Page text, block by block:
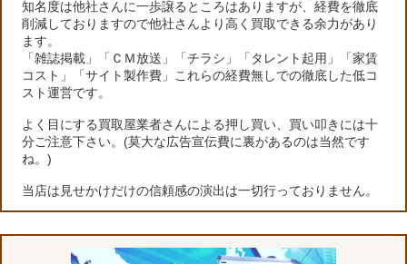
知名度は他社さんに一歩譲るところはありますが、経費を徹底
削減しておりますので他社さんより高く買取できる余力があり
ます。
「雑誌掲載」「ＣＭ放送」「チラシ」「タレント起用」「家賃
コスト」「サイト製作費」これらの経費無しでの徹底した低コ
スト運営です。
よく目にする買取屋業者さんによる押し買い、買い叩きには十
分ご注意下さい。(莫大な広告宣伝費に裏があるのは当然です
ね。)
当店は見せかけだけの信頼感の演出は一切行っておりません。